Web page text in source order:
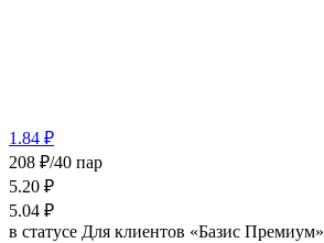
1.84 ₽
208 ₽/40 пар
5.20 ₽
5.04 ₽
в статусе Для клиентов «Базис Премиум»